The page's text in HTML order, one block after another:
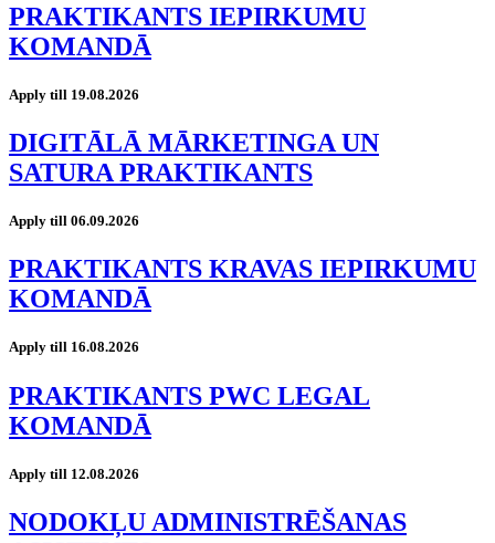
PRAKTIKANTS IEPIRKUMU
KOMANDĀ
Apply till 19.08.2026
DIGITĀLĀ MĀRKETINGA UN
SATURA PRAKTIKANTS
Apply till 06.09.2026
PRAKTIKANTS KRAVAS IEPIRKUMU
KOMANDĀ
Apply till 16.08.2026
PRAKTIKANTS PWC LEGAL
KOMANDĀ
Apply till 12.08.2026
NODOKĻU ADMINISTRĒŠANAS